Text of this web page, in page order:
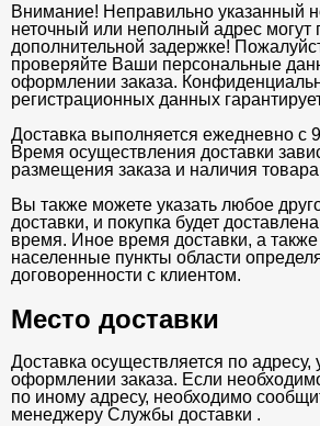
Внимание! Неправильно указанный
неточный или неполный адрес могут
дополнительной задержке!
проверяйте Ваши персональные
оформлении заказа.
регистрационных данных
Доставка выполняется ежедневно с
Время осуществления доставки
размещения заказа и наличия
Вы также можете указать любое
доставки, и покупка будет
время. Иное время доставки, а
населенные пункты области
договоренности с клиентом.
Место доставки
Доставка осуществляется по адресу,
оформлении заказа. Если
по иному адресу, необходимо
менеджеру Службы доставки .